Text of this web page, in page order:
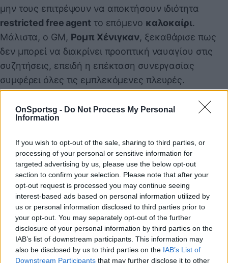
OnSportsg - Do Not Process My Personal
Information
If you wish to opt-out of the sale, sharing to third parties, or
processing of your personal or sensitive information for
targeted advertising by us, please use the below opt-out
section to confirm your selection. Please note that after your
opt-out request is processed you may continue seeing
interest-based ads based on personal information utilized by
us or personal information disclosed to third parties prior to
your opt-out. You may separately opt-out of the further
disclosure of your personal information by third parties on the
IAB’s list of downstream participants. This information may
also be disclosed by us to third parties on the IAB’s List of
Downstream Participants that may further disclose it to other
μην τους επιτρέψουν να αποκτήσουν ιδιότητα
restricted free agent το επόμενο καλοκαίρι.
Μάλιστα, ο GM, Ρομπ Χένιγκαν, ξεκαθάρισε πως
δεν μπορεί να διακρίνει προοπτική ναυαγίου στις
συζητήσεις, επειδή η επέκταση συνεργασίας
συμφέρει όλες τις εμπλεκόμενες πλευρές.
Στα των Χιτ, οΝτουέιν Ουέιντυποστήριξε πως